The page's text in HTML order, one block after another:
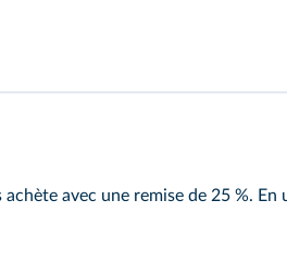
avec une remise de 25 %.